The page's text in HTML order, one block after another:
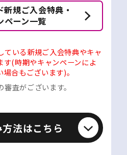
規ご入会特典・
ペーン一覧
いる新規ご入会特典やキャ
す(時期やキャンペーンによ
合もございます)。
査がございます。
法はこちら